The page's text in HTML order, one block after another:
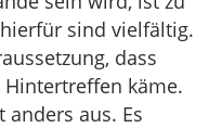
sind vielfältig.
dass
käme.
anders aus. Es